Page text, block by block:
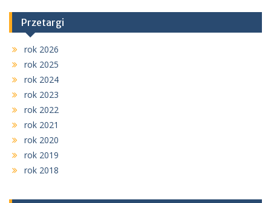
Przetargi
rok 2026
rok 2025
rok 2024
rok 2023
rok 2022
rok 2021
rok 2020
rok 2019
rok 2018